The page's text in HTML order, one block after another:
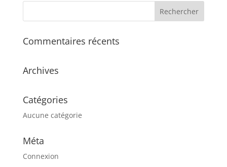
Commentaires récents
Archives
Catégories
Aucune catégorie
Méta
Connexion